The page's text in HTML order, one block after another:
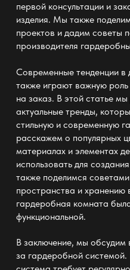
первой консультации и
изделия. Мы также
проектов и дадим советы
производителя
Современные тенденции в
также играют важную роль
на заказ. В этой статье
актуальные тренды,
стильную и современную
расскажем о популярных
материалах и элементах
использовать для
также поделимся
пространства и
гардеробная комната
функциональной.
В заключение, мы обсудим
за гардеробной